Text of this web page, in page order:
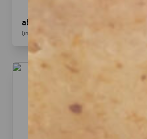
ab 25,00 €
(inkl. MwSt.)